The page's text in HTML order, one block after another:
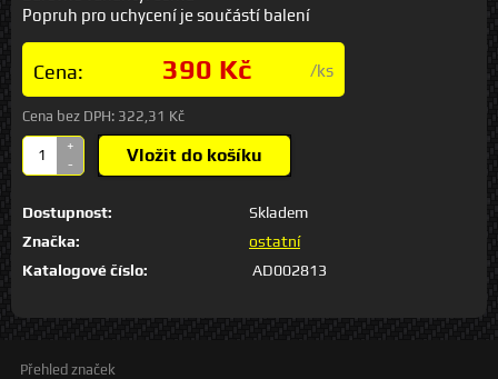
Popruh pro uchycení je součástí balení
Cena: 390 Kč /ks
Cena bez DPH: 322,31 Kč
+
-
Vložit do košíku
Dostupnost:
Skladem
Značka:
ostatní
Katalogové číslo:
AD002813
Přehled značek